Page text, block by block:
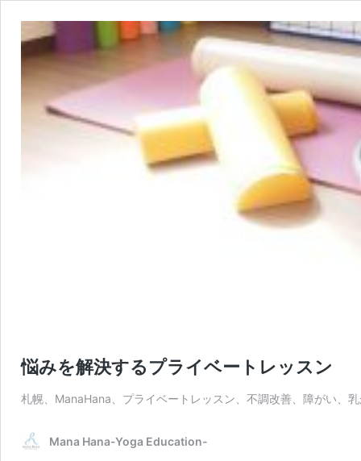
悩みを解決するプライベートレッスン
札幌、ManaHana、プライベートレッスン、不調改善、障がい、
Mana Hana-Yoga Education-